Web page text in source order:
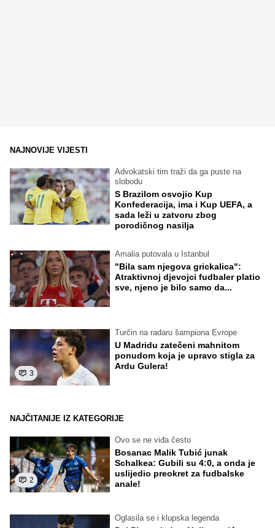
NAJNOVIJE VIJESTI
Advokatski tim traži da ga puste na
slobodu
S Brazilom osvojio Kup
Konfederacija, ima i Kup UEFA, a
sada leži u zatvoru zbog
porodičnog nasilja
Amalia putovala u Istanbul
"Bila sam njegova grickalica":
Atraktivnoj djevojci fudbaler platio
sve, njeno je bilo samo da...
3
Turčin na radaru šampiona Evrope
U Madridu zatečeni mahnitom
ponudom koja je upravo stigla za
Ardu Gulera!
NAJČITANIJE IZ KATEGORIJE
2
Ovo se ne viđa često
Bosanac Malik Tubić junak
Schalkea: Gubili su 4:0, a onda je
uslijedio preokret za fudbalske
anale!
Oglasila se i klupska legenda